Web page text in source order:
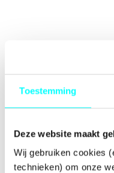
Toestemming
Deze website maakt
Wij gebruiken cookies
technieken) om onze